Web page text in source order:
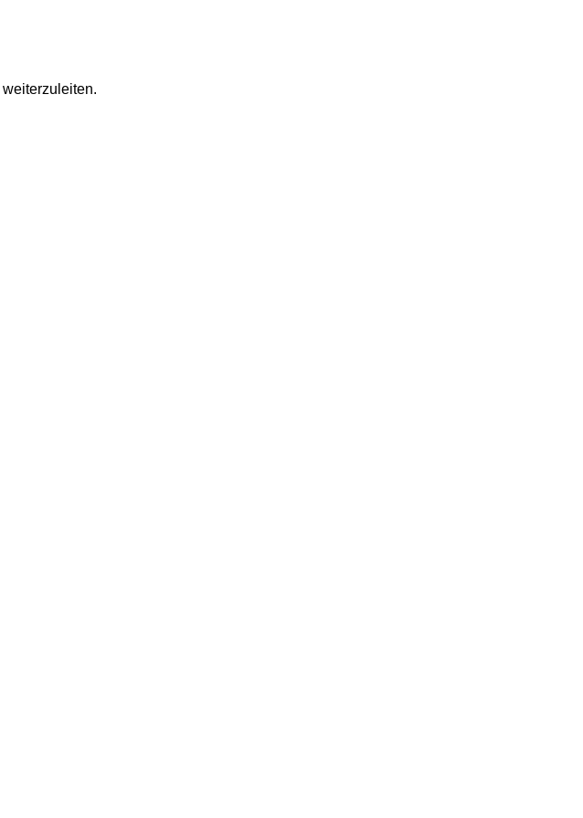
weiterzuleiten.